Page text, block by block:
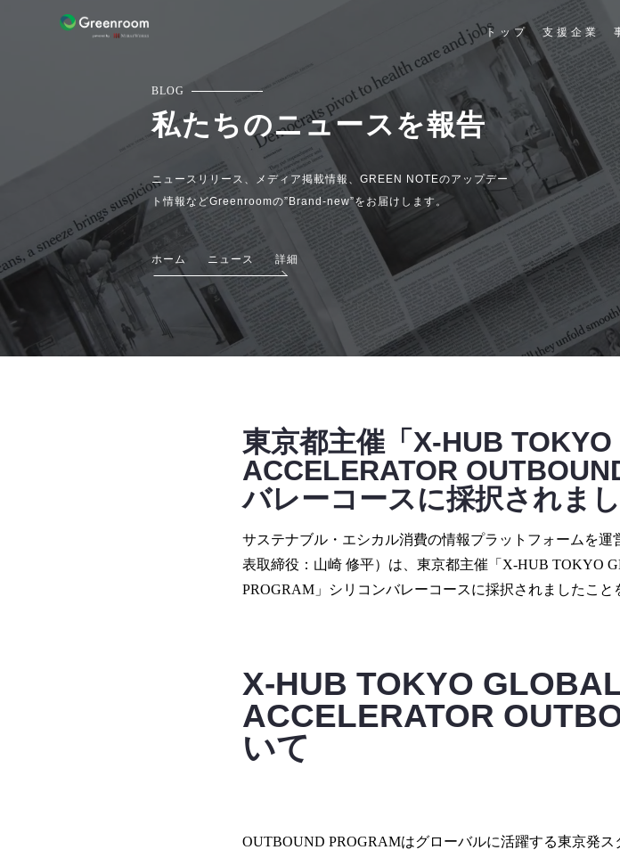
トップ 支援企業
BLOG
私たちのニュースを報告
ニュースリリース、メディア掲載情報、GREEN NOTEのアップデー
ト情報などGreenroomの”Brand-new”をお届けします。
ホーム ニュース 詳細
東京都主催「X-HUB
ACCELERATOR
バレーコースに採択されま
サステナブル・エシカル消費の情報プラットフォームを運
表取締役：⼭崎 修平）は、東京都主催「X-HUB TOKYO
PROGRAM」シリコンバレーコースに採択されましたこと
X-HUB TOKYO
ACCELERATOR
いて
OUTBOUND PROGRAMはグローバルに活躍する東京発